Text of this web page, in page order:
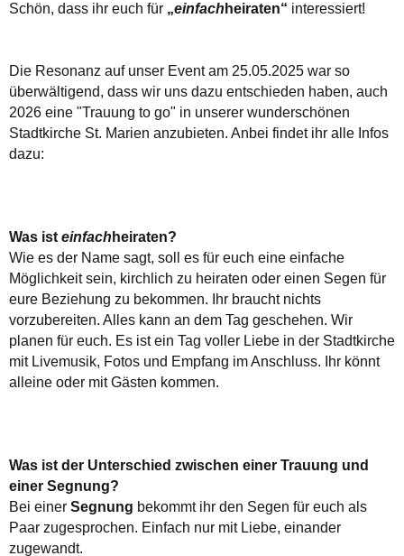
Schön, dass ihr euch für „einfach heiraten“ interessiert!
Die Resonanz auf unser Event am 25.05.2025 war so
überwältigend, dass wir uns dazu entschieden haben, auch
2026 eine "Trauung to go" in unserer wunderschönen
Stadtkirche St. Marien anzubieten. Anbei findet ihr alle Infos
dazu:
Was ist einfach heiraten?
Wie es der Name sagt, soll es für euch eine einfache
Möglichkeit sein, kirchlich zu heiraten oder einen Segen für
eure Beziehung zu bekommen. Ihr braucht nichts
vorzubereiten. Alles kann an dem Tag geschehen. Wir
planen für euch. Es ist ein Tag voller Liebe in der Stadtkirche
mit Livemusik, Fotos und Empfang im Anschluss. Ihr könnt
alleine oder mit Gästen kommen.
Was ist der Unterschied zwischen einer Trauung und
einer Segnung?
Bei einer Segnung bekommt ihr den Segen für euch als
Paar zugesprochen. Einfach nur mit Liebe, einander
zugewandt.